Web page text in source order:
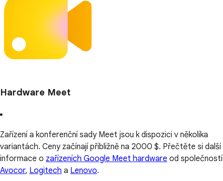
Hardware Meet
Zařízení a konferenční sady Meet jsou k dispozici v několika
variantách. Ceny začínají přibližně na 2000 $. Přečtěte si další
informace o zařízeních Google Meet hardware od společností
Avocor, Logitech a Lenovo.